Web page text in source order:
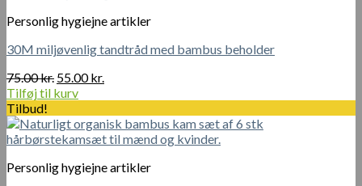
Personlig hygiejne artikler
30M miljøvenlig tandtråd med bambus beholder
75.00kr. Den
oprindelige
var:
75.00 kr..
55.00kr.
er:
55.00 kr..
Tilføj til kurv
Tilbud!
Personlig hygiejne artikler